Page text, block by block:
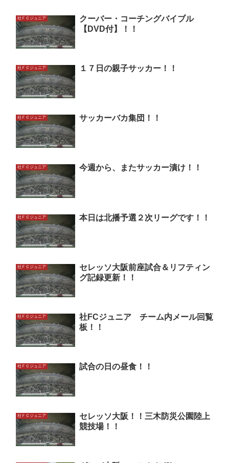
社ＦＣジュニア
クーバー・コーチングバイブル
【DVD付】！！
社ＦＣジュニア １７日の親子サッカー！！
社ＦＣジュニア サッカーバカ集団！！
社ＦＣジュニア 今週から、またサッカー漬け！！
社ＦＣジュニア 本日は北播予選２次リーグです！！
社ＦＣジュニア
セレッソ大阪前座試合＆リフティン
グ記録更新！！
社ＦＣジュニア
社FCジュニア チーム内メール回覧
板！！
社ＦＣジュニア 試合の日の昼食！！
社ＦＣジュニア
セレッソ大阪！！三木防災公園陸上
競技場！！